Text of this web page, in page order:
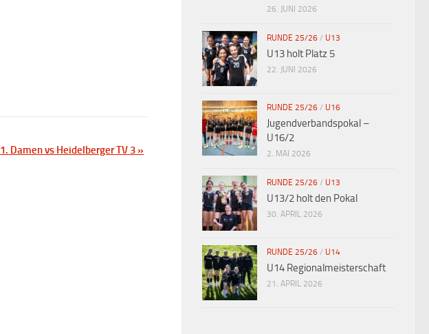
1. Damen vs Heidelberger TV 3»
26. JUNI 2026
RUNDE 25/26 / U13
U13 holt Platz 5
22. JUNI 2026
RUNDE 25/26 / U16
Jugendverbandspokal –
U16/2
2. MAI 2026
RUNDE 25/26 / U13
U13/2 holt den Pokal
30. APRIL 2026
RUNDE 25/26 / U14
U14 Regionalmeisterschaft
21. APRIL 2026